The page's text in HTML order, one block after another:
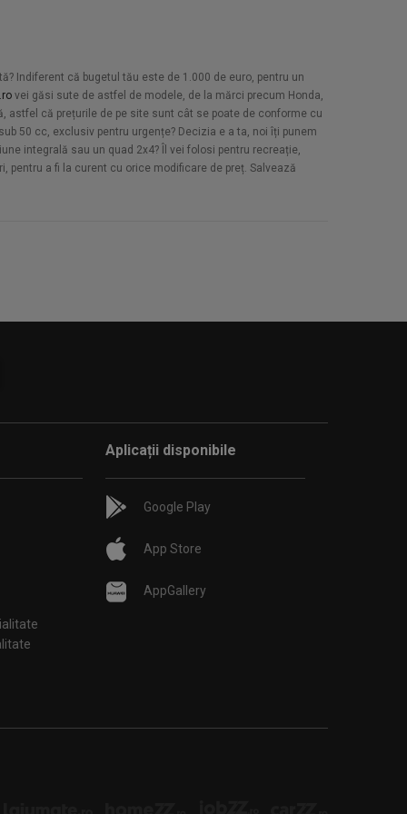
Indiferent că bugetul tău este de 1.000 de euro, pentru un
vei găsi sute de astfel de modele, de la mărci precum Honda,
astfel că prețurile de pe site sunt cât se poate de conforme cu
50 cc, exclusiv pentru urgențe? Decizia e a ta, noi îți punem
integrală sau un quad 2x4? Îl vei folosi pentru recreație,
pentru a fi la curent cu orice modificare de preț. Salvează
Aplicații disponibile
Google Play
App Store
AppGallery